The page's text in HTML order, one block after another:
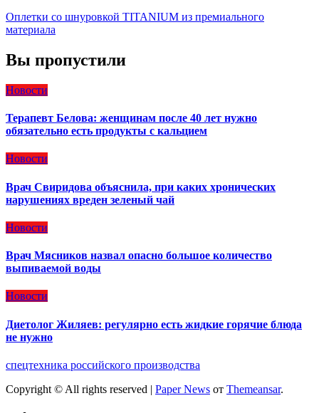
Оплетки со шнуровкой TITANIUM из премиального
материала
Вы пропустили
Новости
Терапевт Белова: женщинам после 40 лет нужно
обязательно есть продукты с кальцием
Новости
Врач Свиридова объяснила, при каких хронических
нарушениях вреден зеленый чай
Новости
Врач Мясников назвал опасно большое количество
выпиваемой воды
Новости
Диетолог Жиляев: регулярно есть жидкие горячие блюда
не нужно
спецтехника российского производства
Copyright © All rights reserved | Paper News от Themeansar.